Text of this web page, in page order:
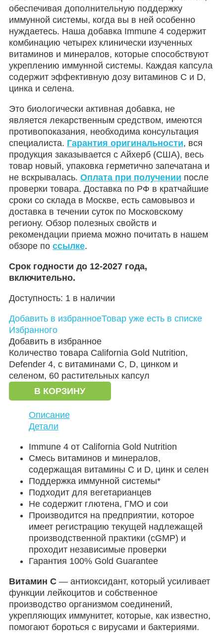
обеспечивая дополнительную поддержку
иммунной системы, когда вы в ней особенно
нуждаетесь. Наша добавка Immune 4 содержит
комбинацию четырех клинически изученных
витаминов и минералов, которые способствуют
укреплению иммунной системы. Каждая капсула
содержит эффективную дозу витаминов C и D,
цинка и селена.
Это биологически активная добавка, не
является лекарственным средством, имеются
противопоказания, необходима консультация
специалиста. Гарантия оригинальности, вся
продукция заказывается с Айхерб (США), весь
товар новый, упаковка герметично запечатана и
не вскрывалась. Оплата при получении после
проверки товара. Доставка по РФ в кратчайшие
сроки со склада в Москве, есть самовывоз и
доставка в течении суток по Московскому
региону. Обзор полезных свойств и
рекомендации приема можно почитать в нашем
обзоре по ссылке.
Срок годности до 12-2027 года,
включительно.
Доступность: 1 в наличии
Добавить в избранноеТовар уже есть в списке
Избранного
Добавить в избранное
Количество товара California Gold Nutrition,
Defender 4, с витаминами C, D, цинком и
селеном, 60 растительных капсул
В КОРЗИНУ
Описание
Детали
Immune 4 от California Gold Nutrition
Смесь витаминов и минералов,
содержащая витамины C и D, цинк и селен
Поддержка иммунной системы*
Подходит для вегетарианцев
Не содержит глютена, ГМО и сои
Производится на предприятии, которое
имеет регистрацию текущей надлежащей
производственной практики (cGMP) и
проходит независимые проверки
Гарантия 100% Gold Guarantee
Витамин C— антиоксидант, который усиливает
функции лейкоцитов и собственное
производство организмом соединений,
укрепляющих иммунитет, которые, как известно,
помогают бороться с вирусами и бактериями.